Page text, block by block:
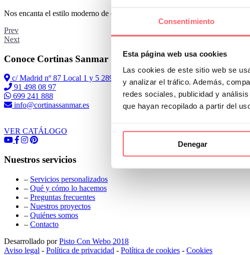
Consentimiento
Esta página web usa cookies
Las cookies de este sitio web se
y analizar el tráfico. Además,
redes sociales, publicidad y
que hayan recopilado a partir del
Denegar
Nos encanta el estilo moderno de este diseño. Disponible en otros colores
Prev
Next
Conoce Cortinas Sanmar
c/ Madrid nº 87 Local 1 y 5 28970 Madrid
91 498 08 97
699 241 888
info@cortinassanmar.es
VER CATÁLOGO
Nuestros servicios
– Servicios personalizados
– Qué y cómo lo hacemos
– Preguntas frecuentes
– Nuestros proyectos
– Quiénes somos
– Contacto
Desarrollado porPisto Con Webo 2018
Aviso legal - Política de privacidad - Política de cookies - Cookies